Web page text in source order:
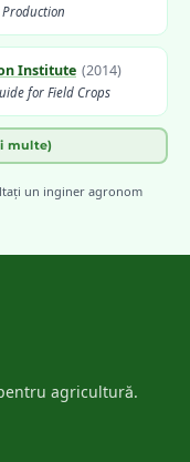
Institute (2014)
for Field Crops
multe)
un inginer agronom
agricultură.